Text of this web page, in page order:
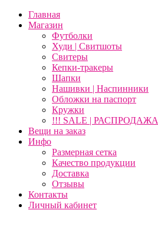
Главная
Магазин
Футболки
Худи | Свитшоты
Свитеры
Кепки-тракеры
Шапки
Нашивки | Наспинники
Обложки на паспорт
Кружки
!!! SALE | РАСПРОДАЖА
Вещи на заказ
Инфо
Размерная сетка
Качество продукции
Доставка
Отзывы
Контакты
Личный кабинет